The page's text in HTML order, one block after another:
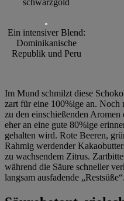
Ein intensiver Blend:
Dominikanische
Republik und Peru
Im Mund schmilzt diese
zart für eine 100%ige an. Noch
zu den einschießenden
eher an eine gute 80%ige
gehalten wird. Rote Beeren,
Rahmig werdender
zu wachsendem Zitrus.
während die Säure schneller
langsam ausfadende „Restsüße“.